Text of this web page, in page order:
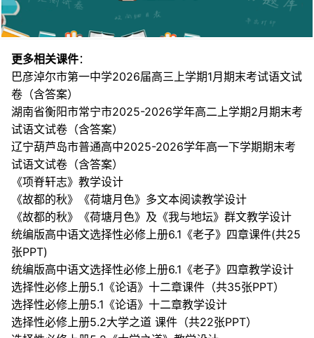
更多相关课件：
巴彦淖尔市第一中学2026届高三上学期1月期末考试语文试
卷（含答案）
湖南省衡阳市常宁市2025-2026学年高二上学期2月期末考
试语文试卷（含答案）
辽宁葫芦岛市普通高中2025-2026学年高一下学期期末考
试语文试卷（含答案）
《项脊轩志》教学设计
《故都的秋》《荷塘月色》多文本阅读教学设计
《故都的秋》《荷塘月色》及《我与地坛》群文教学设计
统编版高中语文选择性必修上册6.1《老子》四章课件(共25
张PPT)
统编版高中语文选择性必修上册6.1《老子》四章教学设计
选择性必修上册5.1《论语》十二章课件（共35张PPT）
选择性必修上册5.1《论语》十二章教学设计
选择性必修上册5.2大学之道 课件（共22张PPT）